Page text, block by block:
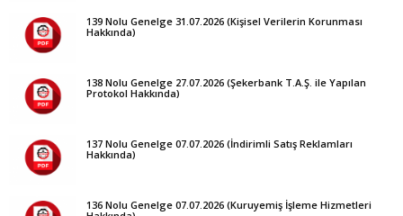
139 Nolu Genelge 31.07.2026 (Kişisel Verilerin Korunması
Hakkında)
138 Nolu Genelge 27.07.2026 (Şekerbank T.A.Ş. ile Yapılan
Protokol Hakkında)
137 Nolu Genelge 07.07.2026 (İndirimli Satış Reklamları
Hakkında)
136 Nolu Genelge 07.07.2026 (Kuruyemiş İşleme Hizmetleri